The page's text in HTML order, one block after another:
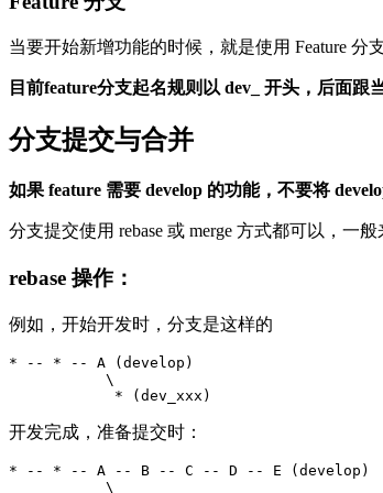
当要开始新增功能的时候，就是使用 Feature 分
目前feature分支起名规则以 dev_ 开头，后面跟
分支提交与合并
如果 feature 需要 develop 的功能，不要将
分支提交使用 rebase 或 merge 方式都可以，一
rebase 操作：
例如，开始开发时，分支是这样的
* -- * -- A (develop)
           \
开发完成，准备提交时：
* -- * -- A -- B -- C -- D -- E (develop)
           \